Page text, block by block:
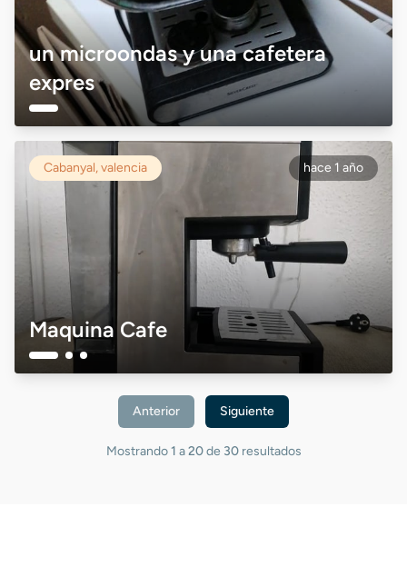
un microondas y una cafetera
expres
Cabanyal, valencia hace 1 año
Maquina Cafe
Anterior Siguiente
Mostrando1 a20de 30resultados